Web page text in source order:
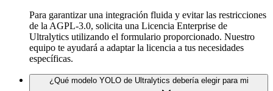
Para garantizar una integración fluida y evitar las restricciones
de la AGPL-3.0, solicita una Licencia Enterprise de
Ultralytics utilizando el formulario proporcionado. Nuestro
equipo te ayudará a adaptar la licencia a tus necesidades
específicas.
¿Qué modelo YOLO de Ultralytics debería elegir para mi